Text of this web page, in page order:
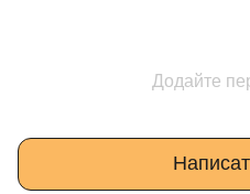
Додайте